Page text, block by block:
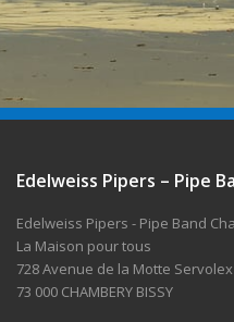
Edelweiss Pipers – Pipe
Edelweiss Pipers - Pipe Band
La Maison pour tous
728 Avenue de la Motte Servolex
73 000 CHAMBERY BISSY